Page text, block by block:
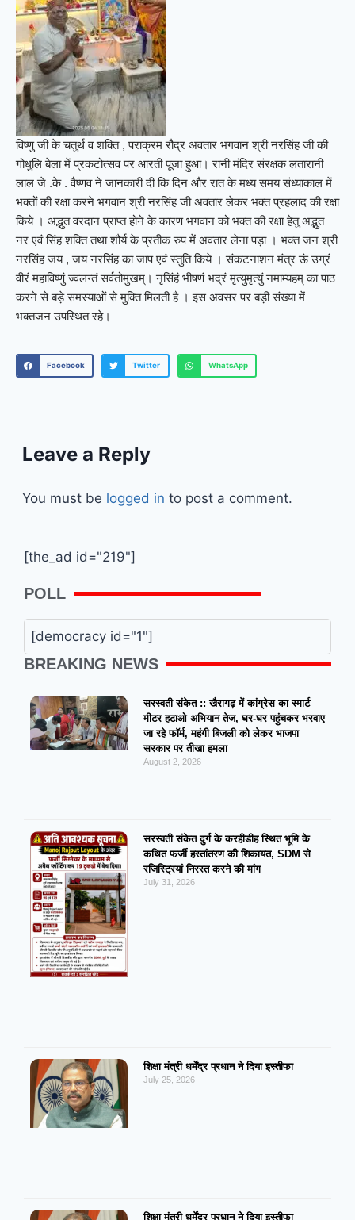
विष्णु जी के चतुर्थ व शक्ति , पराक्रम रौद्र अवतार भगवान श्री नरसिंह जी की
गोधुलि बेला में प्रकटोत्सव पर आरती पूजा हुआ। रानी मंदिर संरक्षक लतारानी
लाल जे .के . वैष्णव ने जानकारी दी कि दिन और रात के मध्य समय संध्याकाल में
भक्तों की रक्षा करने भगवान श्री नरसिंह जी अवतार लेकर भक्त प्रहलाद की रक्षा
किये । अद्भुत वरदान प्राप्त होने के कारण भगवान को भक्त की रक्षा हेतु अद्भुत
नर एवं सिंह शक्ति तथा शौर्य के प्रतीक रुप में अवतार लेना पड़ा । भक्त जन श्री
नरसिंह जय , जय नरसिंह का जाप एवं स्तुति किये । संकटनाशन मंत्र ऊं उग्रं
वीरं महाविष्णुं ज्वलन्तं सर्वतोमुखम्। नृसिंहं भीषणं भद्रं मृत्युमृत्युं नमाम्यहम् का पाठ
करने से बड़े समस्याओं से मुक्ति मिलती है । इस अवसर पर बड़ी संख्या में
भक्तजन उपस्थित रहे।
Facebook Twitter WhatsApp
Leave a Reply
You must be logged in to post a comment.
[the_ad id="219"]
POLL
[democracy id="1"]
BREAKING NEWS
सरस्वती संकेत :: खैरागढ़ में कांग्रेस का स्मार्ट
मीटर हटाओ अभियान तेज, घर-घर पहुंचकर भरवाए
जा रहे फॉर्म, महंगी बिजली को लेकर भाजपा
सरकार पर तीखा हमला
August 2, 2026
सरस्वती संकेत दुर्ग के करहीडीह स्थित भूमि के
कथित फर्जी हस्तांतरण की शिकायत, SDM से
रजिस्ट्रियां निरस्त करने की मांग
July 31, 2026
शिक्षा मंत्री धर्मेंद्र प्रधान ने दिया इस्तीफा
July 25, 2026
शिक्षा मंत्री धर्मेंद्र प्रधान ने दिया इस्तीफा